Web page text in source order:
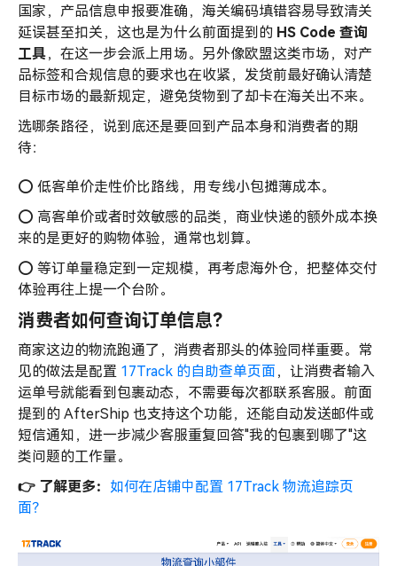
国家，产品信息申报要准确，海关编码填错容易导致清关
延误甚至扣关，这也是为什么前面提到的 HS Code 查询
工具，在这一步会派上用场。另外像欧盟这类市场，对产
品标签和合规信息的要求也在收紧，发货前最好确认清楚
目标市场的最新规定，避免货物到了却卡在海关出不来。
选哪条路径，说到底还是要回到产品本身和消费者的期
待：
⭕️ 低客单价走性价比路线，用专线小包摊薄成本。
⭕️ 高客单价或者时效敏感的品类，商业快递的额外成本换
来的是更好的购物体验，通常也划算。
⭕️ 等订单量稳定到一定规模，再考虑海外仓，把整体交付
体验再往上提一个台阶。
消费者如何查询订单信息？
商家这边的物流跑通了，消费者那头的体验同样重要。常
见的做法是配置 17Track 的自助查单页面 ，让消费者输入
运单号就能看到包裹动态，不需要每次都联系客服。前面
提到的 AfterShip 也支持这个功能，还能自动发送邮件或
短信通知，进一步减少客服重复回答"我的包裹到哪了"这
类问题的工作量。
👉 了解更多： 如何在店铺中配置 17Track 物流追踪页
面？